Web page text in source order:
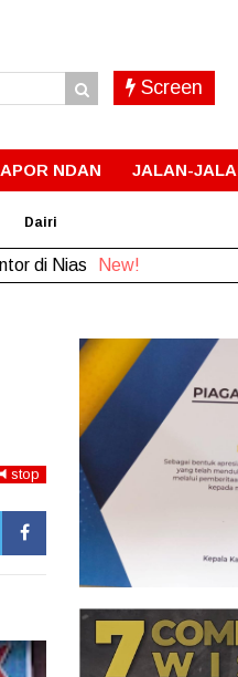
Screen
NDAN JALAN-
Dairi
2026 New!
stop